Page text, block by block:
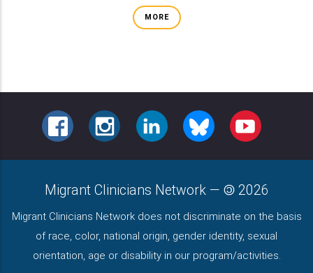
MORE
FACEBOOKINSTAGRAMLINKEDIN BLUESKY YOUTUBE
Migrant Clinicians Network — 2026
Migrant Clinicians Network does not discriminate on the basis
of race, color, national origin, gender identity, sexual
orientation, age or disability in our program/activities.